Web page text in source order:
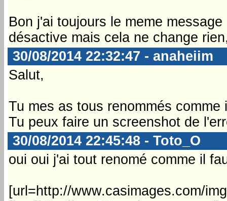
Bon j'ai toujours le meme
désactive mais cela ne change
30/08/2014 22:32:47 - anaheiim
Salut,
Tu mes as tous renommés comme
Tu peux faire un screenshot de
30/08/2014 22:45:48 - Toto_O
oui oui j'ai tout renomé comme il
[url=http://www.casimages.com/